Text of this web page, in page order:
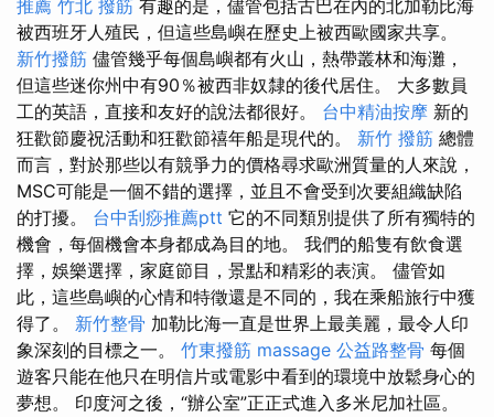
推薦 竹北 撥筋 有趣的是，儘管包括古巴在內的北加勒比海
被西班牙人殖民，但這些島嶼在歷史上被西歐國家共享。
新竹撥筋 儘管幾乎每個島嶼都有火山，熱帶叢林和海灘，
但這些迷你州中有90％被西非奴隸的後代居住。 大多數員
工的英語，直接和友好的說法都很好。 台中精油按摩 新的
狂歡節慶祝活動和狂歡節禧年船是現代的。 新竹 撥筋 總體
而言，對於那些以有競爭力的價格尋求歐洲質量的人來說，
MSC可能是一個不錯的選擇，並且不會受到次要組織缺陷
的打擾。 台中刮痧推薦ptt 它的不同類別提供了所有獨特的
機會，每個機會本身都成為目的地。 我們的船隻有飲食選
擇，娛樂選擇，家庭節目，景點和精彩的表演。 儘管如
此，這些島嶼的心情和特徵還是不同的，我在乘船旅行中獲
得了。 新竹整骨 加勒比海一直是世界上最美麗，最令人印
象深刻的目標之一。 竹東撥筋 massage 公益路整骨 每個
遊客只能在他只在明信片或電影中看到的環境中放鬆身心的
夢想。 印度河之後，“辦公室”正正式進入多米尼加社區。